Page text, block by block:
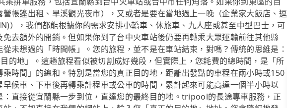
帳篷出租、旱溪觀光夜市），又或者是要在當地過上一晚（企業家大飯店、逗
），我們都能根據你的需求安排小轎車、休旅車、九人座或甚至中型巴士，可
去額外的開銷。但如果你到了台中火車站後仍要再轉乘大眾運輸前往其他縣
未想過的「時間帳」。您的旅程，並不是在車站結束，對嗎？傳統的思維是：
的地」。這趟旅程看似被切割成好幾段，但實際上，您耗費的總時間，是「所
時間」的總和。特別是當您的真正目的地，距離出發點的車程在兩小時或150
候車、下車後再轉乘計程車或公車的時間，累計起來可能高達一個半小時以
：直接從宜蘭縣一步到位，直達您的最終目的地。tripool的長途專車服務，正